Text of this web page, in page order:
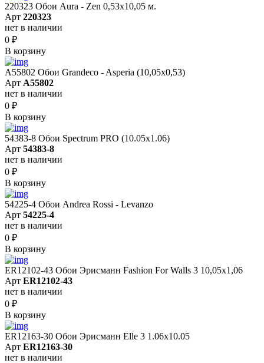
220323 Обои Aura - Zen 0,53х10,05 м.
Арт 220323
нет в наличии
0 ₽
В корзину
A55802 Обои Grandeco - Asperia (10,05х0,53)
Арт A55802
нет в наличии
0 ₽
В корзину
54383-8 Обои Spectrum PRO (10.05х1.06)
Арт 54383-8
нет в наличии
0 ₽
В корзину
54225-4 Обои Andrea Rossi - Levanzo
Арт 54225-4
нет в наличии
0 ₽
В корзину
ER12102-43 Обои Эрисманн Fashion For Walls 3 10,05x1,06
Арт ER12102-43
нет в наличии
0 ₽
В корзину
ER12163-30 Обои Эрисманн Elle 3 1.06x10.05
Арт ER12163-30
нет в наличии